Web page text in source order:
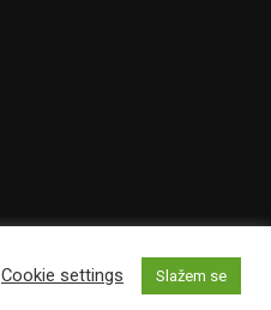
Cookie settings Slažem se